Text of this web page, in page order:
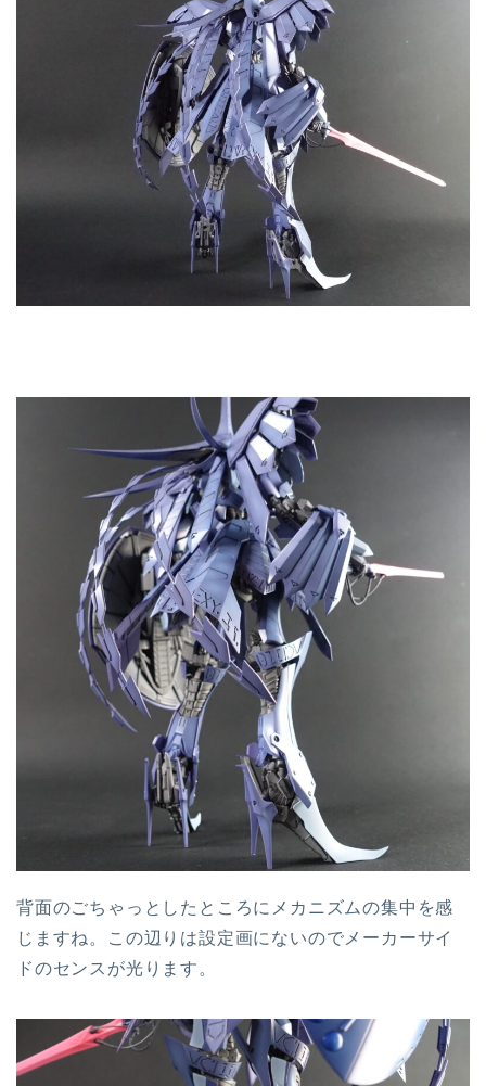
背面のごちゃっとしたところにメカニズムの集中を感
じますね。この辺りは設定画にないのでメーカーサイ
ドのセンスが光ります。